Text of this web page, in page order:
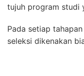
tujuh program studi
Pada setiap
seleksi dikenakan